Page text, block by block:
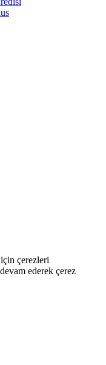
çerezleri
ederek çerez